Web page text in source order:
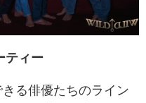
ティー
る俳優たちのライン